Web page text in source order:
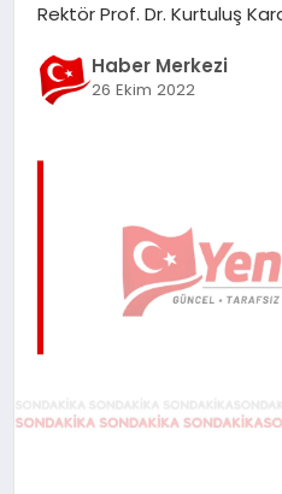
TEKNOLOJI
Rektör Prof. Dr. Kurtuluş
Haber Merkezi
26 Ekim 2022